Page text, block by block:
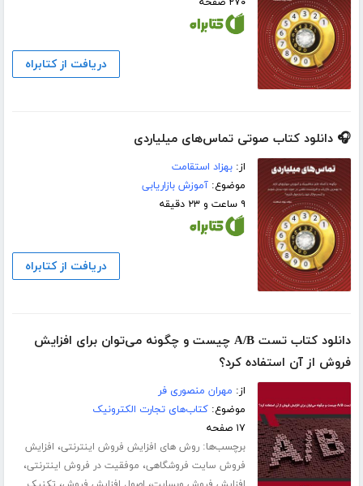
دریافت از کتابراه
🎧 دانلود کتاب صوتی تماس‌های میلیاردی
از:بهزاد استقامت
موضوع:آموزش بازاریابی
۹ ساعت و ۲۳ دقیقه
دریافت از کتابراه
دانلود کتاب تست A/B چیست و چگونه می‌توان برای افزایش
فروش از آن استفاده کرد؟
از: مهران منصوری فر
موضوع:کتاب‌های تجارت الکترونیک
۱۷ صفحه
برچسب‌ها:روش های افزایش فروش اینترنتی، افزایش
فروش سایت فروشگاهی، موفقیت در فروش اینترنتی،